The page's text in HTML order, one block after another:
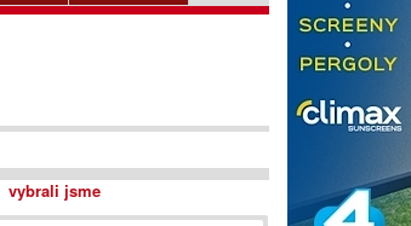
vybrali jsme